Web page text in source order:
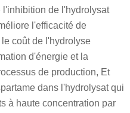
l'inhibition de l'hydrolysat
l'efficacité de
coût de l'hydrolyse
d'énergie et la
de production, Et
dans l'hydrolysat qui
à haute concentration par